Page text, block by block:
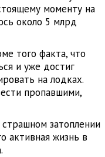
моменту на
около 5 млрд
того факта, что
и уже достиг
на лодках.
пропавшими,
затоплении
активная жизнь в